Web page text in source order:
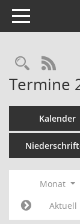
Toggle navigation
Termine
Kalender
Monat
Aktuell